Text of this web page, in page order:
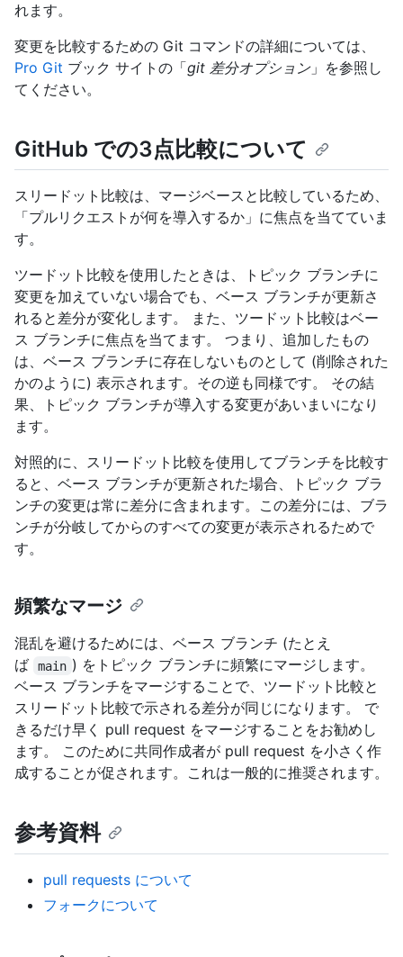
れます。
変更を比較するための Git コマンドの詳細については、
Pro Git ブック サイトの「git 差分オプション」を参照し
てください。
GitHub での3点比較について
スリードット比較は、マージベースと比較しているため、
「プルリクエストが何を導入するか」に焦点を当てていま
す。
ツードット比較を使用したときは、トピック ブランチに
変更を加えていない場合でも、ベース ブランチが更新さ
れると差分が変化します。 また、ツードット比較はベー
ス ブランチに焦点を当てます。 つまり、追加したもの
は、ベース ブランチに存在しないものとして (削除された
かのように) 表示されます。その逆も同様です。 その結
果、トピック ブランチが導入する変更があいまいになり
ます。
対照的に、スリードット比較を使用してブランチを比較す
ると、ベース ブランチが更新された場合、トピック ブラ
ンチの変更は常に差分に含まれます。この差分には、ブラ
ンチが分岐してからのすべての変更が表示されるためで
す。
頻繁なマージ
混乱を避けるためには、ベース ブランチ (たとえ
ば
main ) をトピック ブランチに頻繁にマージします。
ベース ブランチをマージすることで、ツードット比較と
スリードット比較で示される差分が同じになります。 で
きるだけ早く pull request をマージすることをお勧めし
ます。 このために共同作成者が pull request を小さく作
成することが促されます。これは一般的に推奨されます。
参考資料
pull requests について
フォークについて